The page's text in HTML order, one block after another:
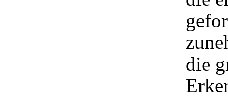
die